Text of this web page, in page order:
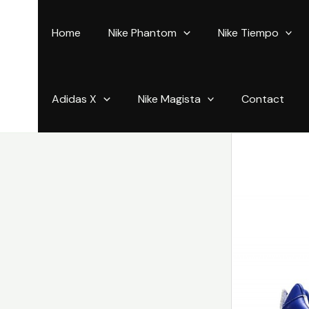
Home Nike Phantom Nike Tiempo
Adidas X Nike Magista Contact